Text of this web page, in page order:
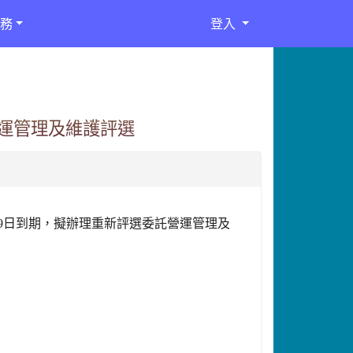
登入
管理及維護評選
到期，擬辦理重新評選委託營運管理及